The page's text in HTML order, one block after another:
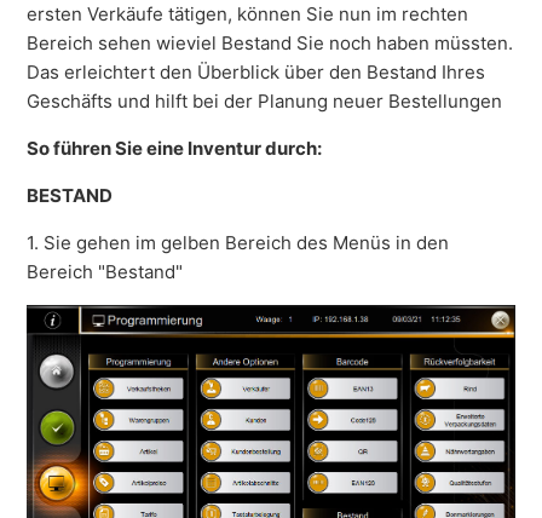
ersten Verkäufe tätigen, können Sie nun im rechten
Bereich sehen wieviel Bestand Sie noch haben müssten.
Das erleichtert den Überblick über den Bestand Ihres
Geschäfts und hilft bei der Planung neuer Bestellungen
So führen Sie eine Inventur durch:
BESTAND
1. Sie gehen im gelben Bereich des Menüs in den
Bereich "Bestand"